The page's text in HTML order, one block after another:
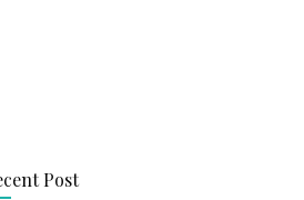
Post